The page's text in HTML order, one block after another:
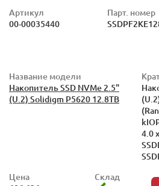
Артикул
00-00035440
Парт. номер
Название модели
Накопитель SSD NVMe 2.5"
(U.2) Solidigm P5620 12.8TB
4.0
Цена
Склад